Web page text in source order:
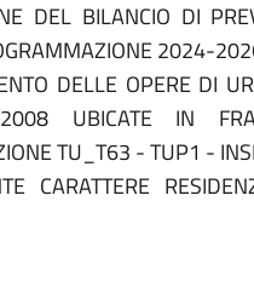
DEL BILANCIO DI
2024-
DELLE OPERE DI
UBICATE IN
TU_T63 - TUP1 -
CARATTERE